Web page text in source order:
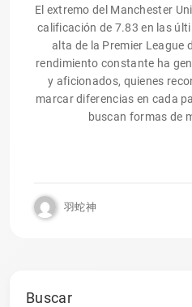
El extremo del Manchester
calificación de 7.83 en las
alta de la Premier League
rendimiento constante ha
y aficionados, quienes
marcar diferencias en cada
buscan formas de
羽蛇神
Buscar